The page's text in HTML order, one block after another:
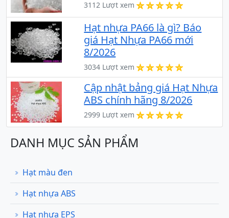
3112 Lượt xem
Hạt nhựa PA66 là gì? Báo
giá Hạt Nhựa PA66 mới
8/2026
3034 Lượt xem
Cập nhật bảng giá Hạt Nhựa
ABS chính hãng 8/2026
2999 Lượt xem
DANH MỤC SẢN PHẨM
Hạt màu đen
Hạt nhựa ABS
Hạt nhựa EPS